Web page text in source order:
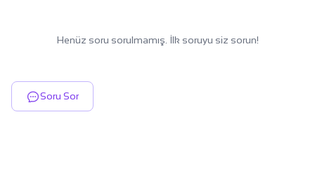
Henüz soru sorulmamış. İlk soruyu siz sorun!
Soru Sor